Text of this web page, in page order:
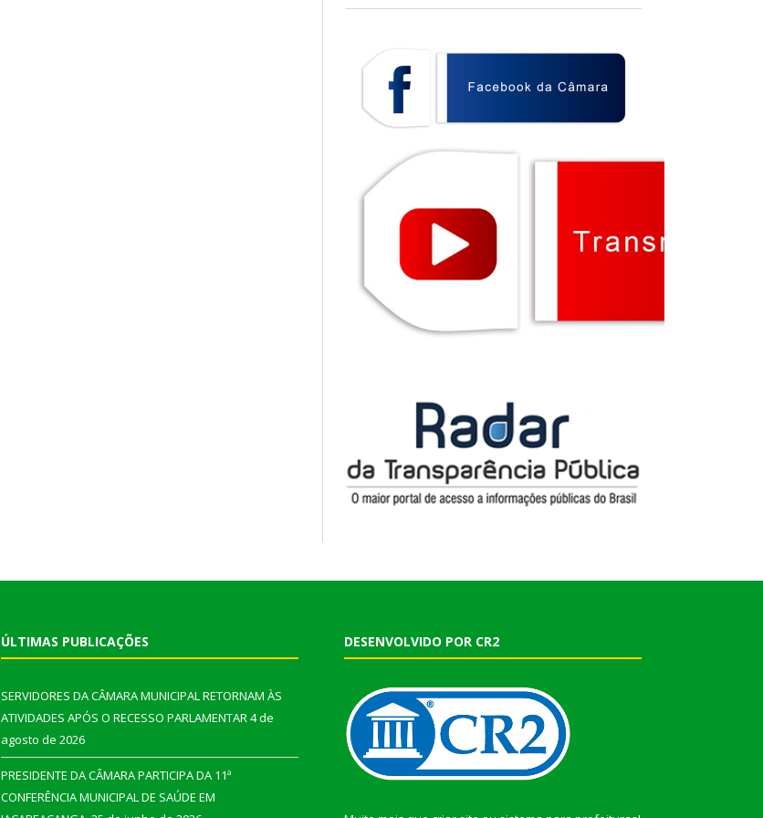
ÚLTIMAS PUBLICAÇÕES
SERVIDORES DA CÂMARA MUNICIPAL RETORNAM ÀS
ATIVIDADES APÓS O RECESSO PARLAMENTAR4 de
agosto de 2026
PRESIDENTE DA CÂMARA PARTICIPA DA 11ª
CONFERÊNCIA MUNICIPAL DE SAÚDE EM
DESENVOLVIDO POR CR2